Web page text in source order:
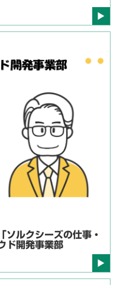
ソルクシーズの仕事・
ド開発事業部